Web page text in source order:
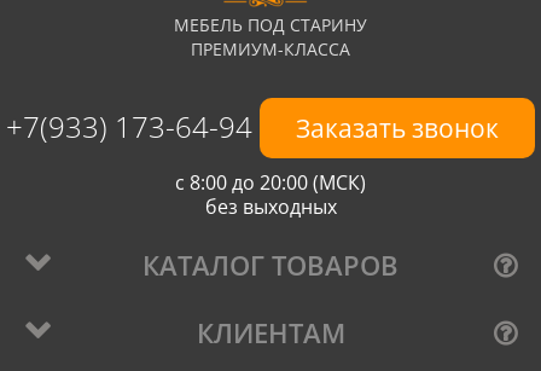
МЕБЕЛЬ ПОД СТАРИНУ
ПРЕМИУМ-КЛАССА
+7(933) 173-64-94 Заказать звонок
с 8:00 до 20:00 (МСК)
без выходных
КАТАЛОГ ТОВАРОВ
КЛИЕНТАМ